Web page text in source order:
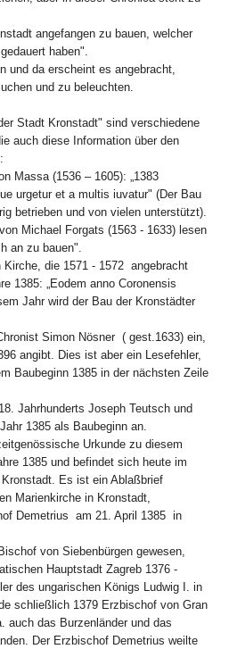
angefangen zu bauen, welcher
haben".
und da erscheint es angebracht,
und zu beleuchten.
Stadt Kronstadt" sind verschiedene
auch diese Information über den
Massa (1536 – 1605): „1383
urgetur et a multis iuvatur" (Der Bau
betrieben und von vielen unterstützt).
Michael Forgats (1563 - 1633) lesen
an zu bauen".
Kirche, die 1571 - 1572 angebracht
1385: „Eodem anno Coronensis
Jahr wird der Bau der Kronstädter
Simon Nösner ( gest.1633) ein,
angibt. Dies ist aber ein Lesefehler,
Baubeginn 1385 in der nächsten Zeile
Jahrhunderts Joseph Teutsch und
1385 als Baubeginn an.
Urkunde zu diesem
1385 und befindet sich heute im
Es ist ein Ablaßbrief
Marienkirche in Kronstadt,
Demetrius am 21. April 1385 in
von Siebenbürgen gewesen,
Hauptstadt Zagreb 1376 -
des ungarischen Königs Ludwig I. in
schließlich 1379 Erzbischof von Gran
auch das Burzenländer und das
Der Erzbischof Demetrius weilte